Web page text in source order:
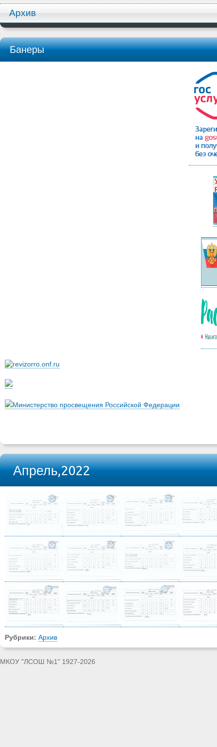
Архив
Банеры
Министерство просвещения Российской Федерации
Апрель,2022
Рубрики: Архив
МКОУ "ЛСОШ №1" 1927-2026